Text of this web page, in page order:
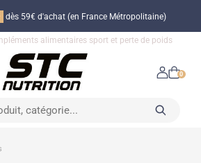
dès 59€ d'achat (en France Métropolitaine)
alimentaires sport et perte de poids
0